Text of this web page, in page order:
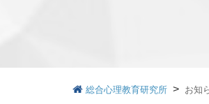
総合心理教育研究所 > お知